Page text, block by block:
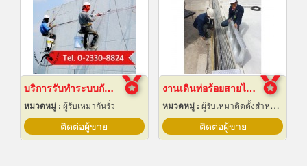
บริการรับทำระบบกันซึม
หมวดหมู่ : ผู้รับเหมากันรั่ว
ติดต่อผู้ขาย
งานเดินท่อร้อยสายไฟฟ้า ระยอง
หมวดหมู่ : ผู้รับเหมาติดตั้งสำหรับบ้านและโรงงานไฟฟ้า
ติดต่อผู้ขาย